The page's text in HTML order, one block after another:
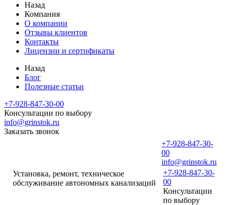
Назад
Компания
О компании
Отзывы клиентов
Контакты
Лицензии и сертификаты
Назад
Блог
Полезные статьи
+7-928-847-30-00
Консультации по выбору
info@grinstok.ru
Заказать звонок
Установка, ремонт, техническое
обслуживание автономных канализаций
+7-928-847-30-
00
info@grinstok.ru
+7-928-847-30-
00
Консультации
по выбору